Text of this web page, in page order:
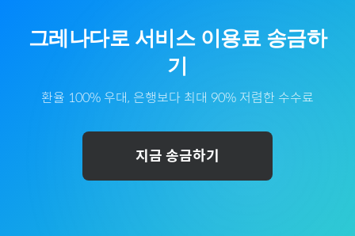
그레나다로 서비스 이용료송금하
기
환율 100% 우대, 은행보다 최대 90% 저렴한 수수료
지금 송금하기